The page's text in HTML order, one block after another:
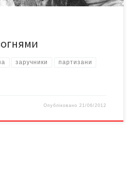
заручники партизани
Опубліковано 21/06/2012